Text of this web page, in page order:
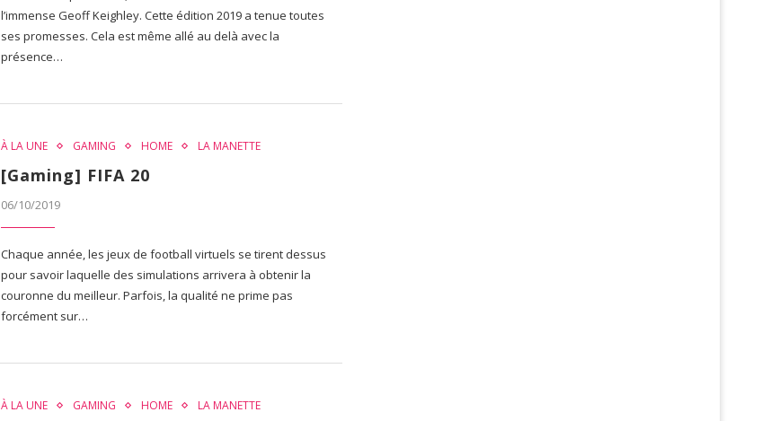
l’immense Geoff Keighley. Cette édition 2019 a tenue toutes
ses promesses. Cela est même allé au delà avec la
présence…
À LA UNE GAMING HOME LA MANETTE
[Gaming] FIFA 20
06/10/2019
Chaque année, les jeux de football virtuels se tirent dessus
pour savoir laquelle des simulations arrivera à obtenir la
couronne du meilleur. Parfois, la qualité ne prime pas
forcément sur…
À LA UNE GAMING HOME LA MANETTE